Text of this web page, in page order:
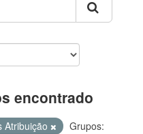
encontrado
Atribuição
Grupos: